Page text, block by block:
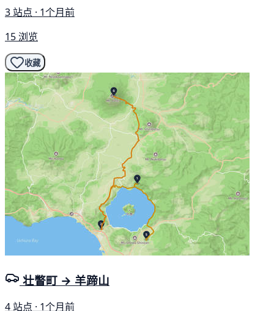
3 站点 · 1个月前
15 浏览
收藏
壮瞥町 → 羊蹄山
4 站点 · 1个月前